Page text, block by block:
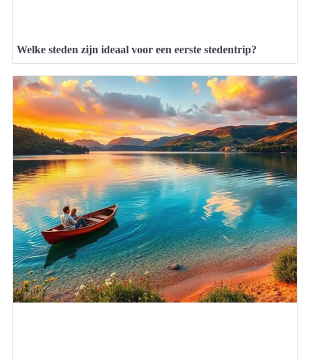
Welke steden zijn ideaal voor een eerste stedentrip?